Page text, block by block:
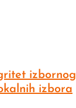
izbornog
izbora